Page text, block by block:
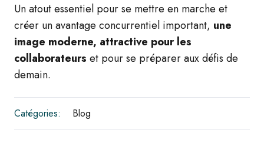
Un atout essentiel pour se mettre en marche et
créer un avantage concurrentiel important, une
image moderne, attractive pour les
collaborateurs et pour se préparer aux défis de
demain.
Catégories: Blog